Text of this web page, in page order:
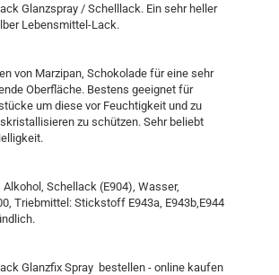
Glanzspray / Schelllack. Ein sehr heller
Lebensmittel-Lack.
von Marzipan, Schokolade für eine sehr
Oberfläche. Bestens geeignet für
um diese vor Feuchtigkeit und zu
zu schützen. Sehr beliebt
Alkohol, Schellack (E904), Wasser,
Triebmittel: Stickstoff E943a, E943b,E944
Glanzfix Spray bestellen - online kaufen